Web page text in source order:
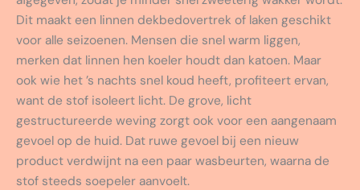
Dit maakt een linnen dekbedovertrek of laken geschikt
voor alle seizoenen. Mensen die snel warm liggen,
merken dat linnen hen koeler houdt dan katoen. Maar
ook wie het ’s nachts snel koud heeft, profiteert ervan,
want de stof isoleert licht. De grove, licht
gestructureerde weving zorgt ook voor een aangenaam
gevoel op de huid. Dat ruwe gevoel bij een nieuw
product verdwijnt na een paar wasbeurten, waarna de
stof steeds soepeler aanvoelt.